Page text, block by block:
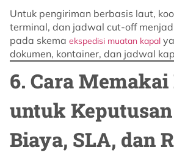
Untuk pengiriman berbasis laut,
terminal, dan jadwal cut-off
pada skema ekspedisi muatan kapal
dokumen, kontainer, dan jadwal
6. Cara
untuk
Biaya, SLA, dan